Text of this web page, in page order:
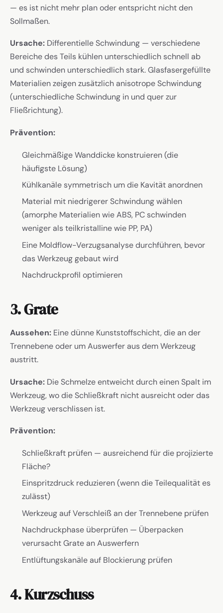
— es ist nicht mehr plan oder entspricht nicht den
Sollmaßen.
Ursache: Differentielle Schwindung — verschiedene
Bereiche des Teils kühlen unterschiedlich schnell ab
und schwinden unterschiedlich stark. Glasfasergefüllte
Materialien zeigen zusätzlich anisotrope Schwindung
(unterschiedliche Schwindung in und quer zur
Fließrichtung).
Prävention:
Gleichmäßige Wanddicke konstruieren (die
häufigste Lösung)
Kühlkanäle symmetrisch um die Kavität anordnen
Material mit niedrigerer Schwindung wählen
(amorphe Materialien wie ABS, PC schwinden
weniger als teilkristalline wie PP, PA)
Eine Moldflow-Verzugsanalyse durchführen, bevor
das Werkzeug gebaut wird
Nachdruckprofil optimieren
3. Grate
Aussehen: Eine dünne Kunststoffschicht, die an der
Trennebene oder um Auswerfer aus dem Werkzeug
austritt.
Ursache: Die Schmelze entweicht durch einen Spalt im
Werkzeug, wo die Schließkraft nicht ausreicht oder das
Werkzeug verschlissen ist.
Prävention:
Schließkraft prüfen — ausreichend für die projizierte
Fläche?
Einspritzdruck reduzieren (wenn die Teilequalität es
zulässt)
Werkzeug auf Verschleiß an der Trennebene prüfen
Nachdruckphase überprüfen — Überpacken
verursacht Grate an Auswerfern
Entlüftungskanäle auf Blockierung prüfen
4. Kurzschuss